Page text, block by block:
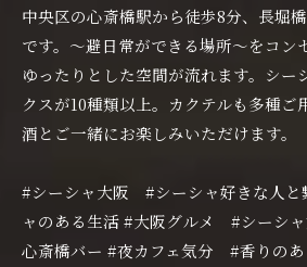
中央区の心斎橋駅から徒歩8分、長堀
です。〜避日常ができる場所〜をコン
ゆったりとした空間が流れます。シー
クスが10種類以上。カクテルも多種ご
酒とご一緒にお楽しみいただけます。
#シーシャ大阪 #シーシャ好きな人
ャのある生活 #大阪グルメ #シーシ
心斎橋バー #夜カフェ気分 #香りのあ